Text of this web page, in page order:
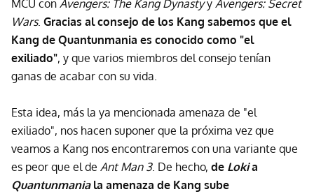
MCU con Avengers: The Kang Dynastyy Avengers: Secret
Wars. Gracias al consejo de los Kang sabemos que el
Kang de Quantunmania es conocido como "el
exiliado", y que varios miembros del consejo tenían
ganas de acabar con su vida.
Esta idea, más la ya mencionada amenaza de "el
exiliado", nos hacen suponer que la próxima vez que
veamos a Kang nos encontraremos con una variante que
es peor que el de Ant Man 3. De hecho, de Lokia
Quantunmania la amenaza de Kang sube